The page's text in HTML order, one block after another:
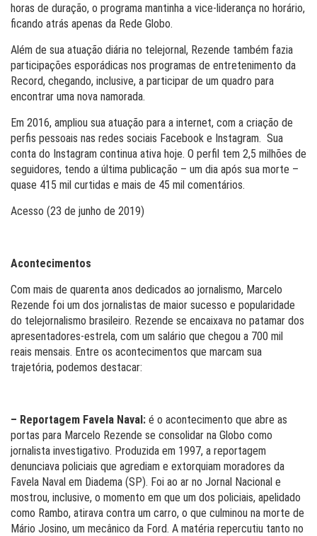
horas de duração, o programa mantinha a vice-liderança no horário,
ficando atrás apenas da Rede Globo.
Além de sua atuação diária no telejornal, Rezende também fazia
participações esporádicas nos programas de entretenimento da
Record, chegando, inclusive, a participar de um quadro para
encontrar uma nova namorada.
Em 2016, ampliou sua atuação para a internet, com a criação de
perfis pessoais nas redes sociais Facebook e Instagram. Sua
conta do Instagram continua ativa hoje. O perfil tem 2,5 milhões de
seguidores, tendo a última publicação – um dia após sua morte –
quase 415 mil curtidas e mais de 45 mil comentários.
Acesso (23 de junho de 2019)
Acontecimentos
Com mais de quarenta anos dedicados ao jornalismo, Marcelo
Rezende foi um dos jornalistas de maior sucesso e popularidade
do telejornalismo brasileiro. Rezende se encaixava no patamar dos
apresentadores-estrela, com um salário que chegou a 700 mil
reais mensais. Entre os acontecimentos que marcam sua
trajetória, podemos destacar:
– Reportagem Favela Naval: é o acontecimento que abre as
portas para Marcelo Rezende se consolidar na Globo como
jornalista investigativo. Produzida em 1997, a reportagem
denunciava policiais que agrediam e extorquiam moradores da
Favela Naval em Diadema (SP). Foi ao ar no Jornal Nacional e
mostrou, inclusive, o momento em que um dos policiais, apelidado
como Rambo, atirava contra um carro, o que culminou na morte de
Mário Josino, um mecânico da Ford. A matéria repercutiu tanto no